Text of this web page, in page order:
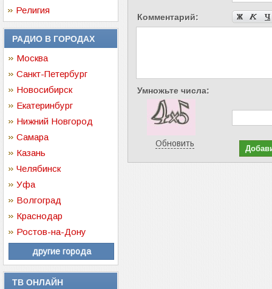
Религия
РАДИО В ГОРОДАХ
Москва
Санкт-Петербург
Новосибирск
Екатеринбург
Нижний Новгород
Самара
Казань
Челябинск
Уфа
Волгоград
Краснодар
Ростов-на-Дону
другие города
ТВ ОНЛАЙН
Комментарий:
Умножьте числа:
Обновить